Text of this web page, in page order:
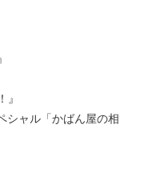
ャル「かばん屋の相